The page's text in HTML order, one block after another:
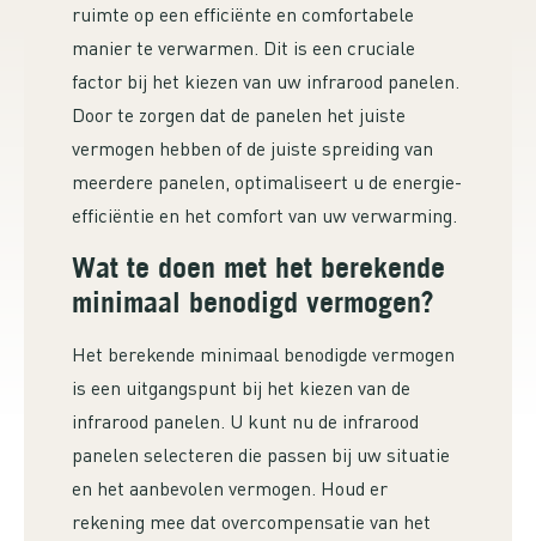
ruimte op een efficiënte en comfortabele
manier te verwarmen. Dit is een cruciale
factor bij het kiezen van uw infrarood panelen.
Door te zorgen dat de panelen het juiste
vermogen hebben of de juiste spreiding van
meerdere panelen, optimaliseert u de energie-
efficiëntie en het comfort van uw verwarming.
Wat te doen met het berekende
minimaal benodigd vermogen?
Het berekende minimaal benodigde vermogen
is een uitgangspunt bij het kiezen van de
infrarood panelen. U kunt nu de infrarood
panelen selecteren die passen bij uw situatie
en het aanbevolen vermogen. Houd er
rekening mee dat overcompensatie van het